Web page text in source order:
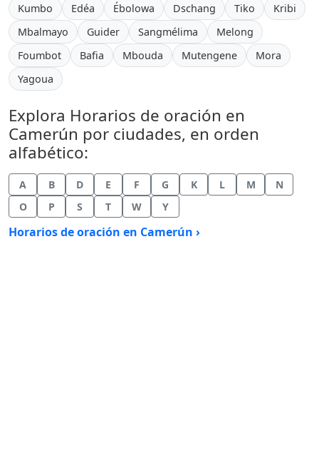
Kumbo
Edéa Ébolowa Dschang Tiko
Kribi
Mbalmayo
Guider Sangmélima
Melong
Foumbot
Bafia Mbouda Mutengene
Mora
Yagoua
Explora Horarios de oración en
Camerún por ciudades, en orden
alfabético:
A B D E F G K L M
N
O
P S T W Y
Horarios de oración en Camerún ›